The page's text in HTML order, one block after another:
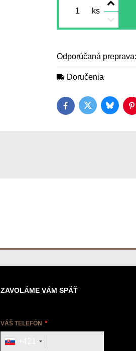
ks
Doručenia
FacebookTwitterBluesky
ZAVOLÁME VÁM SPÄŤ
VÁŠ TELEFÓN